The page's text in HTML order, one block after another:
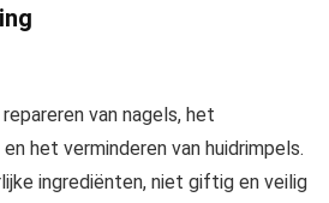
van nagels, het
het verminderen van huidrimpels.
ingrediënten, niet giftig en veilig